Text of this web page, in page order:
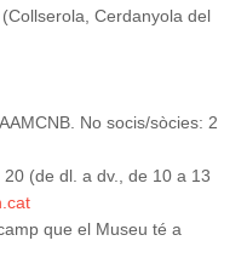
Cerdanyola del
No socis/sòcies: 2
(de dl. a dv., de 10 a 13
que el Museu té a